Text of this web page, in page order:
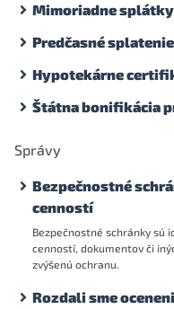
Mimoriadne splátky
Predčasné splatenie
Hypotekárne
Štátna bonifikácia
Správy
Bezpečnostné
cenností
Bezpečnostné schránky sú
cenností, dokumentov či
zvýšenú ochranu.
Rozdali sme